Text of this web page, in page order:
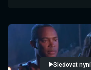
Sledovat nyní